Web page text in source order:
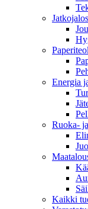
Energia
Ruoka-
Kaikki